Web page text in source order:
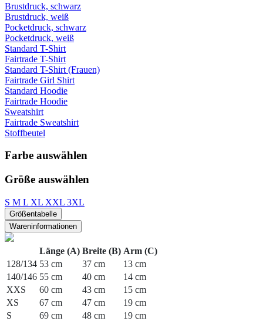
Brustdruck, schwarz
Brustdruck, weiß
Pocketdruck, schwarz
Pocketdruck, weiß
Standard T-Shirt
Fairtrade T-Shirt
Standard T-Shirt (Frauen)
Fairtrade Girl Shirt
Standard Hoodie
Fairtrade Hoodie
Sweatshirt
Fairtrade Sweatshirt
Stoffbeutel
Farbe auswählen
Größe auswählen
S M L XL XXL 3XL
Größentabelle
Wareninformationen
Länge (A) Breite (B) Arm (C)
128/134 53 cm 37 cm
13 cm
140/146 55 cm 40 cm
14 cm
XXS
60 cm 43 cm
15 cm
XS
67 cm 47 cm
19 cm
S
69 cm 48 cm
19 cm